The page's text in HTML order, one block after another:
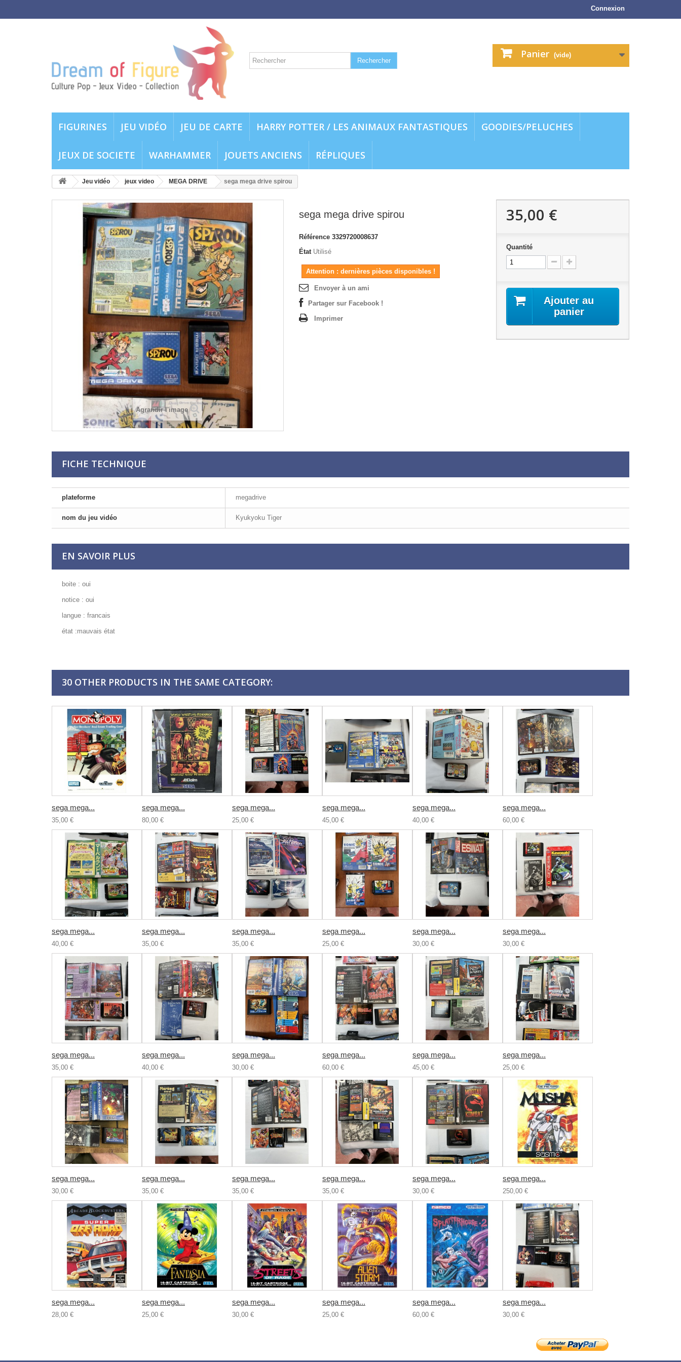
Connexion
Rechercher
Panier (vide)
FIGURINES JEU VIDÉO JEU DE CARTE HARRY POTTER / LES ANIMAUX FANTASTIQUES GOODIES/PELUCHES
JEUX DE SOCIETE WARHAMMER JOUETS ANCIENS RÉPLIQUES
Jeu vidéo jeux video MEGA DRIVE sega mega drive spirou
Agrandir l'image
sega mega drive spirou
Référence 3329720008637
État Utilisé
Attention : dernières pièces disponibles !
Envoyer à un ami
Partager sur Facebook !
Imprimer
35,00 €
Quantité
Ajouter au
panier
FICHE TECHNIQUE
plateforme megadrive
nom du jeu vidéo Kyukyoku Tiger
EN SAVOIR PLUS
boite : oui
notice : oui
langue : francais
état :mauvais état
30 OTHER PRODUCTS IN THE SAME CATEGORY:
sega mega...
35,00 €
sega mega...
80,00 €
sega mega...
25,00 €
sega mega...
45,00 €
sega mega...
40,00 €
sega mega...
60,00 €
sega mega...
40,00 €
sega mega...
35,00 €
sega mega...
35,00 €
sega mega...
25,00 €
sega mega...
30,00 €
sega mega...
30,00 €
sega mega...
35,00 €
sega mega...
40,00 €
sega mega...
30,00 €
sega mega...
60,00 €
sega mega...
45,00 €
sega mega...
25,00 €
sega mega...
30,00 €
sega mega...
35,00 €
sega mega...
35,00 €
sega mega...
35,00 €
sega mega...
30,00 €
sega mega...
250,00 €
sega mega...
28,00 €
sega mega...
25,00 €
sega mega...
30,00 €
sega mega...
25,00 €
sega mega...
60,00 €
sega mega...
30,00 €